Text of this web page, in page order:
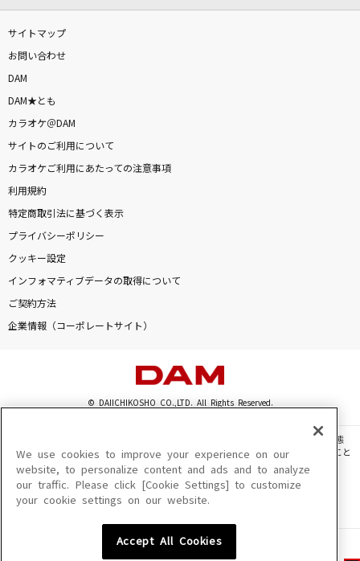
サイトマップ
お問い合わせ
DAM
DAM★とも
カラオケ＠DAM
サイトのご利用について
カラオケご利用にあたっての注意事項
利用規約
特定商取引法に基づく表示
プライバシーポリシー
クッキー設定
インフォマティブデータの取得について
ご契約方法
企業情報（コーポレートサイト）
© DAIICHIKOSHO CO.,LTD. All Rights Reserved.
このサイトに掲載されている一切の文章・画像・写真・動画・音声等を、手段や形態
を問わず、著作権法の定める範囲を超えて無断で複製、転載、ファイル化などすること
を禁じます。
楽曲及びコンテンツは、機種によりご利用いただけない場合があります。
楽曲及びコンテンツの配信日、配信内容が変更になる場合があります。
We use cookies to improve your experience on our
website, to personalize content and ads and to analyze
our traffic. Please click [Cookie Settings] to customize
your cookie settings on our website.
Accept All Cookies